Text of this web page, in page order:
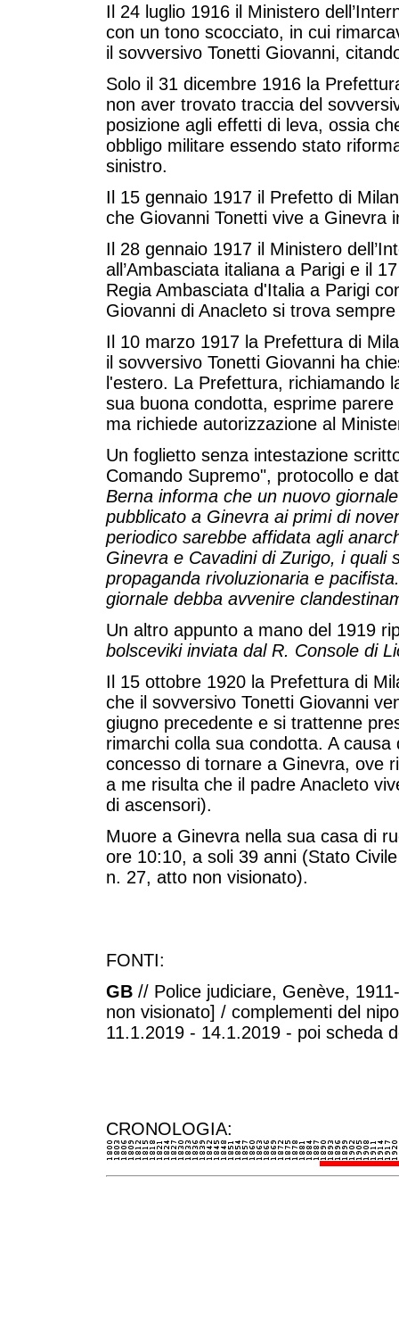
Il 24 luglio 1916 il Ministero
con un tono scocciato, in cui
il sovversivo Tonetti Giovanni,
Solo il 31 dicembre 1916 la
non aver trovato traccia del
posizione agli effetti di leva, ossia
obbligo militare essendo stato
sinistro.
Il 15 gennaio 1917 il Prefetto di
che Giovanni Tonetti vive a Ginevra
Il 28 gennaio 1917 il Ministero
all’Ambasciata italiana a Parigi e il
Regia Ambasciata d'Italia a Parigi
Giovanni di Anacleto si trova
Il 10 marzo 1917 la Prefettura di
il sovversivo Tonetti Giovanni ha
l'estero. La Prefettura, richiamando
sua buona condotta, esprime
ma richiede autorizzazione al
Un foglietto senza intestazione
Comando Supremo", protocollo e
Berna informa che un nuovo
pubblicato a Ginevra ai primi di
periodico sarebbe affidata agli
Ginevra e Cavadini di Zurigo, i quali
propaganda rivoluzionaria e
giornale debba avvenire
Un altro appunto a mano del 1919
bolsceviki inviata dal R. Console di
Il 15 ottobre 1920 la Prefettura di
che il sovversivo Tonetti Giovanni
giugno precedente e si trattenne
rimarchi colla sua condotta. A
concesso di tornare a Ginevra, ove
a me risulta che il padre Anacleto
di ascensori).
Muore a Ginevra nella sua casa di
ore 10:10, a soli 39 anni (Stato
n. 27, atto non visionato).
FONTI:
GB // Police judiciare, Genève,
non visionato] / complementi del
11.1.2019 - 14.1.2019 - poi scheda
CRONOLOGIA: